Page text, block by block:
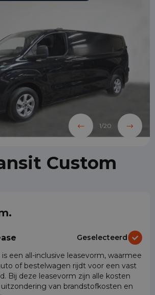
1/20
Custom
Geselecteerd
een all-inclusive leasevorm, waarmee
of bestelwagen rijdt voor een vast
Bij deze leasevorm zijn alle kosten
van brandstofkosten en